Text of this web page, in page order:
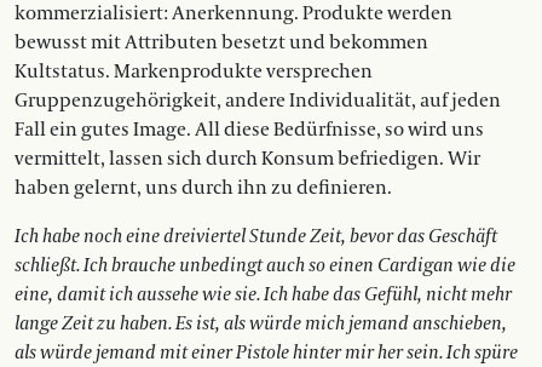
kommerzialisiert: Anerkennung. Produkte werden
bewusst mit Attributen besetzt und bekommen
Kultstatus. Markenprodukte versprechen
Gruppenzugehörigkeit, andere Individualität, auf jeden
Fall ein gutes Image. All diese Bedürfnisse, so wird uns
vermittelt, lassen sich durch Konsum befriedigen. Wir
haben gelernt, uns durch ihn zu definieren.
Ich habe noch eine dreiviertel Stunde Zeit, bevor das Geschäft
schließt. Ich brauche unbedingt auch so einen Cardigan wie die
eine, damit ich aussehe wie sie. Ich habe das Gefühl, nicht mehr
lange Zeit zu haben. Es ist, als würde mich jemand anschieben,
als würde jemand mit einer Pistole hinter mir her sein. Ich spüre